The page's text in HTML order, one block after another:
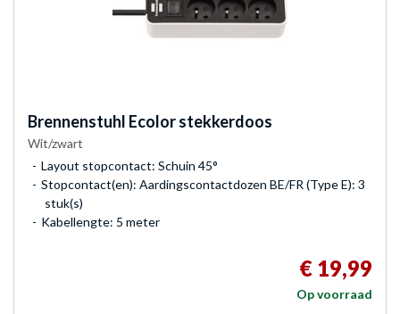
Brennenstuhl Ecolor stekkerdoos
Wit/zwart
Layout stopcontact: Schuin 45°
Stopcontact(en): Aardingscontactdozen BE/FR (Type E): 3
stuk(s)
Kabellengte: 5 meter
€ 19,99
Op voorraad